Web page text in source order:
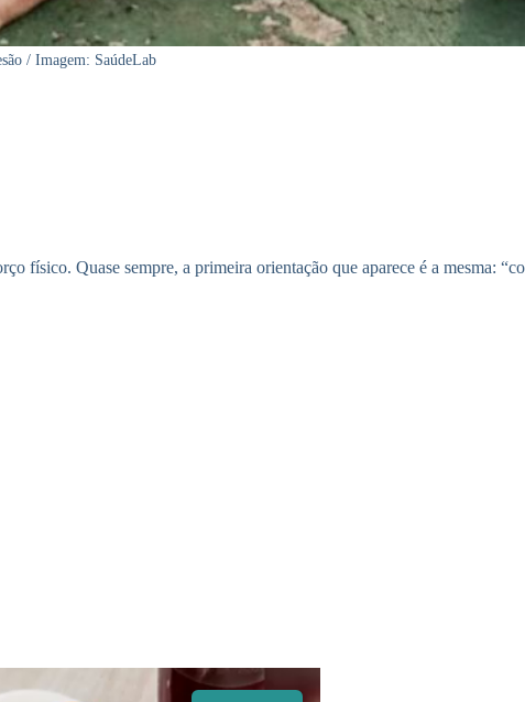
/ Imagem: SaúdeLab
físico. Quase sempre, a primeira orientação que aparece é a mesma: